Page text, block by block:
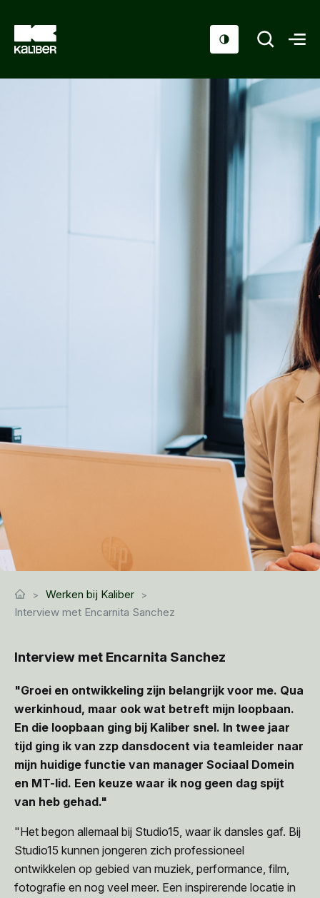
Werken bij Kaliber
Interview met Encarnita Sanchez
Interview met Encarnita Sanchez
"Groei en ontwikkeling zijn belangrijk voor me. Qua
werkinhoud, maar ook wat betreft mijn loopbaan.
En die loopbaan ging bij Kaliber snel. In twee jaar
tijd ging ik van zzp dansdocent via teamleider naar
mijn huidige functie van manager Sociaal Domein
en MT-lid. Een keuze waar ik nog geen dag spijt
van heb gehad."
"Het begon allemaal bij Studio15, waar ik dansles gaf. Bij
Studio15 kunnen jongeren zich professioneel
ontwikkelen op gebied van muziek, performance, film,
fotografie en nog veel meer. Een inspirerende locatie in